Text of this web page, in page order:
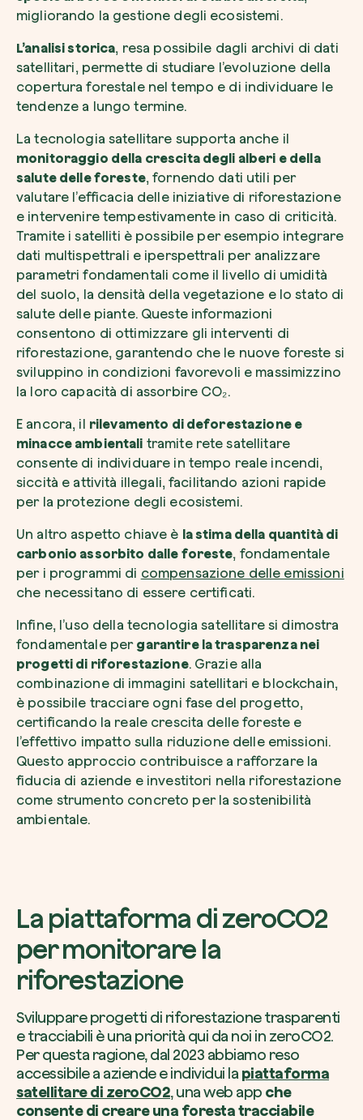
migliorando la gestione degli ecosistemi.
L’analisi storica, resa possibile dagli archivi di dati
satellitari, permette di studiare l’evoluzione della
copertura forestale nel tempo e di individuare le
tendenze a lungo termine.
La tecnologia satellitare supporta anche il
monitoraggio della crescita degli alberi e della
salute delle foreste, fornendo dati utili per
valutare l’efficacia delle iniziative di riforestazione
e intervenire tempestivamente in caso di criticità.
Tramite i satelliti è possibile per esempio integrare
dati multispettrali e iperspettrali per analizzare
parametri fondamentali come il livello di umidità
del suolo, la densità della vegetazione e lo stato di
salute delle piante. Queste informazioni
consentono di ottimizzare gli interventi di
riforestazione, garantendo che le nuove foreste si
sviluppino in condizioni favorevoli e massimizzino
la loro capacità di assorbire CO₂.
E ancora, il rilevamento di deforestazione e
minacce ambientali tramite rete satellitare
consente di individuare in tempo reale incendi,
siccità e attività illegali, facilitando azioni rapide
per la protezione degli ecosistemi.
Un altro aspetto chiave è la stima della quantità di
carbonio assorbito dalle foreste, fondamentale
per i programmi di compensazione delle emissioni
che necessitano di essere certificati.
Infine, l’uso della tecnologia satellitare si dimostra
fondamentale per garantire la trasparenza nei
progetti di riforestazione. Grazie alla
combinazione di immagini satellitari e blockchain,
è possibile tracciare ogni fase del progetto,
certificando la reale crescita delle foreste e
l’effettivo impatto sulla riduzione delle emissioni.
Questo approccio contribuisce a rafforzare la
fiducia di aziende e investitori nella riforestazione
come strumento concreto per la sostenibilità
ambientale.
La piattaforma di zeroCO2
per monitorare la
riforestazione
Sviluppare progetti di riforestazione trasparenti
e tracciabili è una priorità qui da noi in zeroCO2.
Per questa ragione, dal 2023 abbiamo reso
accessibile a aziende e individui la piattaforma
satellitare di zeroCO2, una web app che
consente di creare una foresta tracciabile